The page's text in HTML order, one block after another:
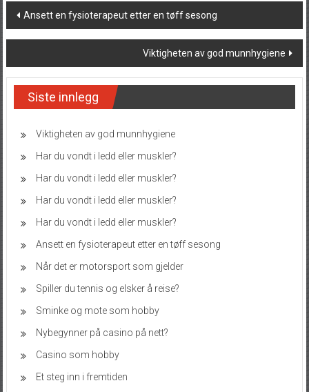
Post
navigation
Ansett en fysioterapeut etter en tøff sesong
Viktigheten av god munnhygiene
Siste innlegg
Viktigheten av god munnhygiene
Har du vondt i ledd eller muskler?
Har du vondt i ledd eller muskler?
Har du vondt i ledd eller muskler?
Har du vondt i ledd eller muskler?
Ansett en fysioterapeut etter en tøff sesong
Når det er motorsport som gjelder
Spiller du tennis og elsker å reise?
Sminke og mote som hobby
Nybegynner på casino på nett?
Casino som hobby
Et steg inn i fremtiden